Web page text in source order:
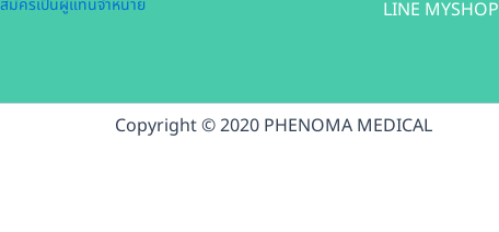
สมัครเป็นผู้แทนจำหน่าย
LINE MYSHOP
Copyright © 2020 PHENOMA MEDICAL